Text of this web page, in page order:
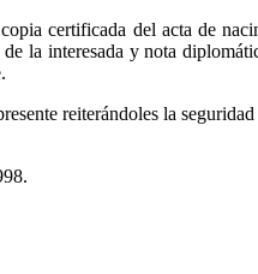
certificada del acta de
la interesada y nota
reiterándoles la